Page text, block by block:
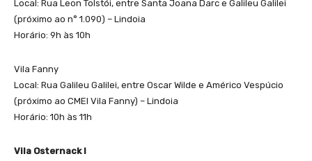
Local: Rua Leon Tolstói, entre Santa Joana Darc e Galileu Galilei
(próximo ao n° 1.090) – Lindoia
Horário: 9h às 10h
Vila Fanny
Local: Rua Galileu Galilei, entre Oscar Wilde e Américo Vespúcio
(próximo ao CMEI Vila Fanny) – Lindoia
Horário: 10h às 11h
Vila Osternack I